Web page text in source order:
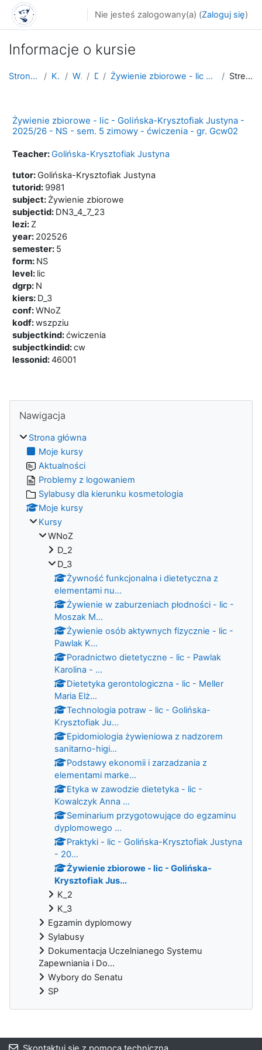
Przejdź do głównej zawartości
Nie jesteś zalogowany(a) (Zaloguj się)
Informacje o kursie
Strona główna Kursy WNoZ D_3 Żywienie zbiorowe - lic - Golińska-Krysztofiak Jus... Streszczenie
Żywienie zbiorowe - lic - Golińska-Krysztofiak Justyna -
2025/26 - NS - sem. 5 zimowy - ćwiczenia - gr. Gcw02
Teacher:Golińska-Krysztofiak Justyna
tutor: Golińska-Krysztofiak Justyna
tutorid: 9981
subject: Żywienie zbiorowe
subjectid: DN3_4_7_23
lezi: Z
year: 202526
semester: 5
form: NS
level: lic
dgrp: N
kiers: D_3
conf:WNoZ
kodf:wszpziu
subjectkind:ćwiczenia
subjectkindid:cw
lessonid:46001
Bloki
Nawigacja
Strona główna
Moje kursy
Aktualności
Problemy z logowaniem
Sylabusy dla kierunku kosmetologia
Moje kursy
Kursy
WNoZ
D_2
D_3
Żywność funkcjonalna i dietetyczna z
elementami nu...
Żywienie w zaburzeniach płodności - lic -
Moszak M...
Żywienie osób aktywnych fizycznie - lic -
Pawlak K...
Poradnictwo dietetyczne - lic - Pawlak
Karolina - ...
Dietetyka gerontologiczna - lic - Meller
Maria Elż...
Technologia potraw - lic - Golińska-
Krysztofiak Ju...
Epidomiologia żywieniowa z nadzorem
sanitarno-higi...
Podstawy ekonomii i zarzadzania z
elementami marke...
Etyka w zawodzie dietetyka - lic -
Kowalczyk Anna ...
Seminarium przygotowujące do egzaminu
dyplomowego ...
Praktyki - lic - Golińska-Krysztofiak Justyna
- 20...
Żywienie zbiorowe - lic - Golińska-
Krysztofiak Jus...
K_2
K_3
Egzamin dyplomowy
Sylabusy
Dokumentacja Uczelnianego Systemu
Zapewniania i Do...
Wybory do Senatu
SP
Bloki